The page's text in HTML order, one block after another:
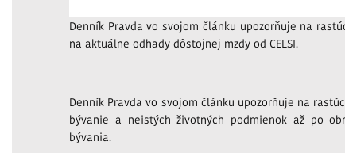
Denník Pravda vo svojom článku upozorňuje na
na aktuálne odhady dôstojnej mzdy od CELSI.
Denník Pravda vo svojom článku upozorňuje na
bývanie a neistých životných podmienok až po
bývania.